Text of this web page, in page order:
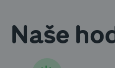
Naše